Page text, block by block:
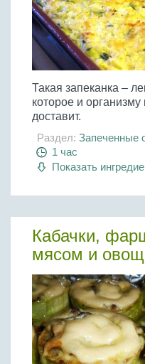
Такая запеканка –
которое и
доставит.
Раздел: Запеченные
1 час
Показать
Кабачки,
мясом и